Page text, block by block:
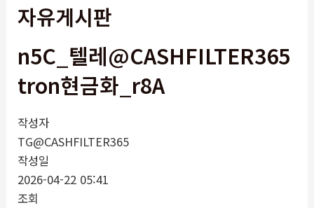
자유게시판
n5C_텔레@CASHFILTER365
tron현금화_r8A
작성자
TG@CASHFILTER365
작성일
2026-04-22 05:41
조회